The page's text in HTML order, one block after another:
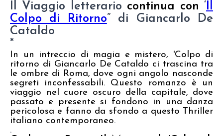
Il Viaggio letterario continua con ‘Il
Colpo di Ritorno” di Giancarlo De
Cataldo
*
In un intreccio di magia e mistero, 'Colpo di
ritorno di Giancarlo De Cataldo ci trascina tra
le ombre di Roma, dove ogni angolo nasconde
segreti inconfessabili. Questo romanzo è un
viaggio nel cuore oscuro della capitale, dove
passato e presente si fondono in una danza
pericolosa e fanno da sfondo a questo Thriller
italiano contemporaneo.
.